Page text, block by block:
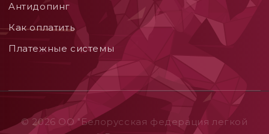
Aнтидопинг
Как оплатить
Платежные системы
© 2026 ОO "Белорусская федерация легкой